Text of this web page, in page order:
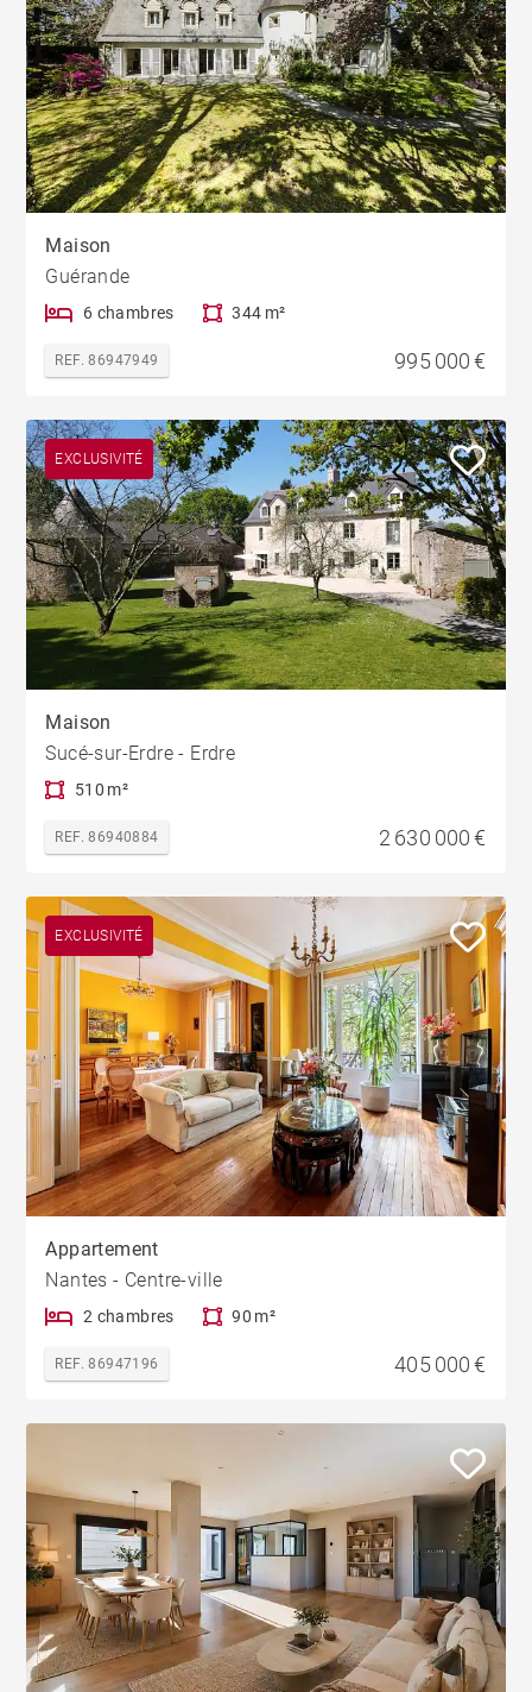
Maison
Guérande
6 chambres 344 m²
REF. 86947949 995 000 €
EXCLUSIVITÉ
Maison
Sucé-sur-Erdre - Erdre
510 m²
REF. 86940884 2 630 000 €
EXCLUSIVITÉ
Appartement
Nantes - Centre-ville
2 chambres 90 m²
REF. 86947196 405 000 €